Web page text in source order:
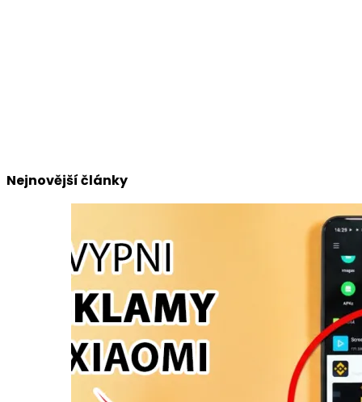
Nejnovější články